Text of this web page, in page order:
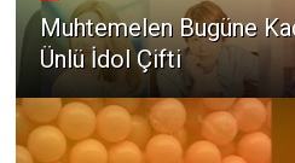
Muhtemelen Bugüne
Ünlü İdol Çifti